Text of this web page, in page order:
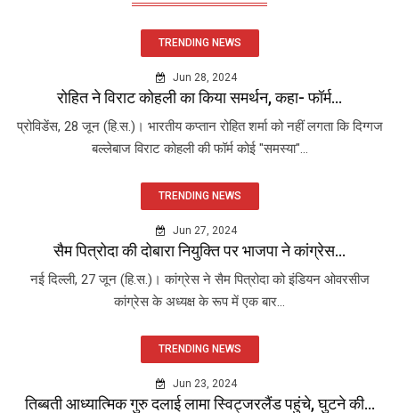
TRENDING NEWS
Jun 28, 2024
रोहित ने विराट कोहली का किया समर्थन, कहा- फॉर्म...
प्रोविडेंस, 28 जून (हि.स.)। भारतीय कप्तान रोहित शर्मा को नहीं लगता कि दिग्गज
बल्लेबाज विराट कोहली की फॉर्म कोई "समस्या"...
TRENDING NEWS
Jun 27, 2024
सैम पित्रोदा की दोबारा नियुक्ति पर भाजपा ने कांग्रेस...
नई दिल्ली, 27 जून (हि.स.)। कांग्रेस ने सैम पित्रोदा को इंडियन ओवरसीज
कांग्रेस के अध्यक्ष के रूप में एक बार...
TRENDING NEWS
Jun 23, 2024
तिब्बती आध्यात्मिक गुरु दलाई लामा स्विट्जरलैंड पहुंचे, घुटने की...